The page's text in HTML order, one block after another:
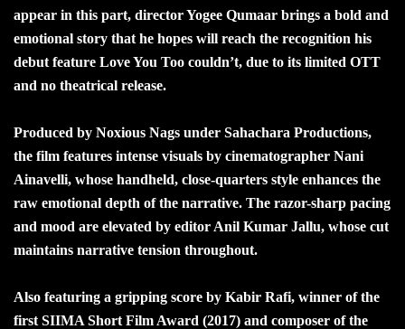
appear in this part, director Yogee Qumaar brings a bold and
emotional story that he hopes will reach the recognition his
debut feature Love You Too couldn’t, due to its limited OTT
and no theatrical release.
Produced by Noxious Nags under Sahachara Productions,
the film features intense visuals by cinematographer Nani
Ainavelli, whose handheld, close-quarters style enhances the
raw emotional depth of the narrative. The razor-sharp pacing
and mood are elevated by editor Anil Kumar Jallu, whose cut
maintains narrative tension throughout.
Also featuring a gripping score by Kabir Rafi, winner of the
first SIIMA Short Film Award (2017) and composer of the